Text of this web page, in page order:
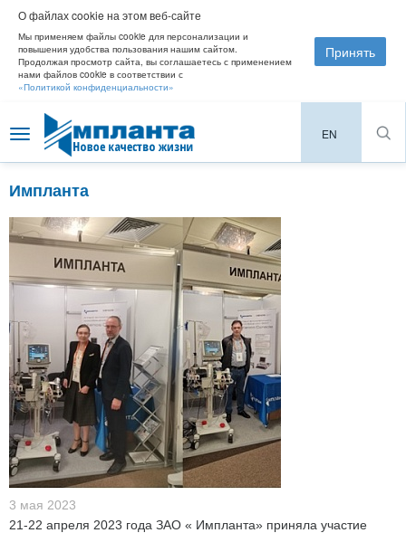
О файлах cookie на этом веб-сайте
Мы применяем файлы cookie для персонализации и
повышения удобства пользования нашим сайтом.
Продолжая просмотр сайта, вы соглашаетесь с применением
нами файлов cookie в соответствии с
«Политикой конфиденциальности»
Принять
Toggle
navigation
EN
Импланта
3 мая 2023
21-22 апреля 2023 года ЗАО « Импланта» приняла участие